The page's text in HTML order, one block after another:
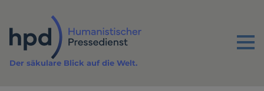
Inhalt
Menu
Der säkulare Blick auf die Welt.